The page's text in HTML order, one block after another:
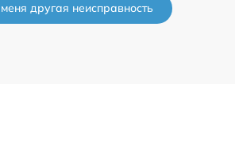
другая неисправность